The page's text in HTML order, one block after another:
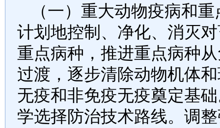
（一）重大动物疫病和
计划地控制、净化、消灭
重点病种，推进重点病种
过渡，逐步清除动物机体
无疫和非免疫无疫奠定基
学选择防治技术路线。调